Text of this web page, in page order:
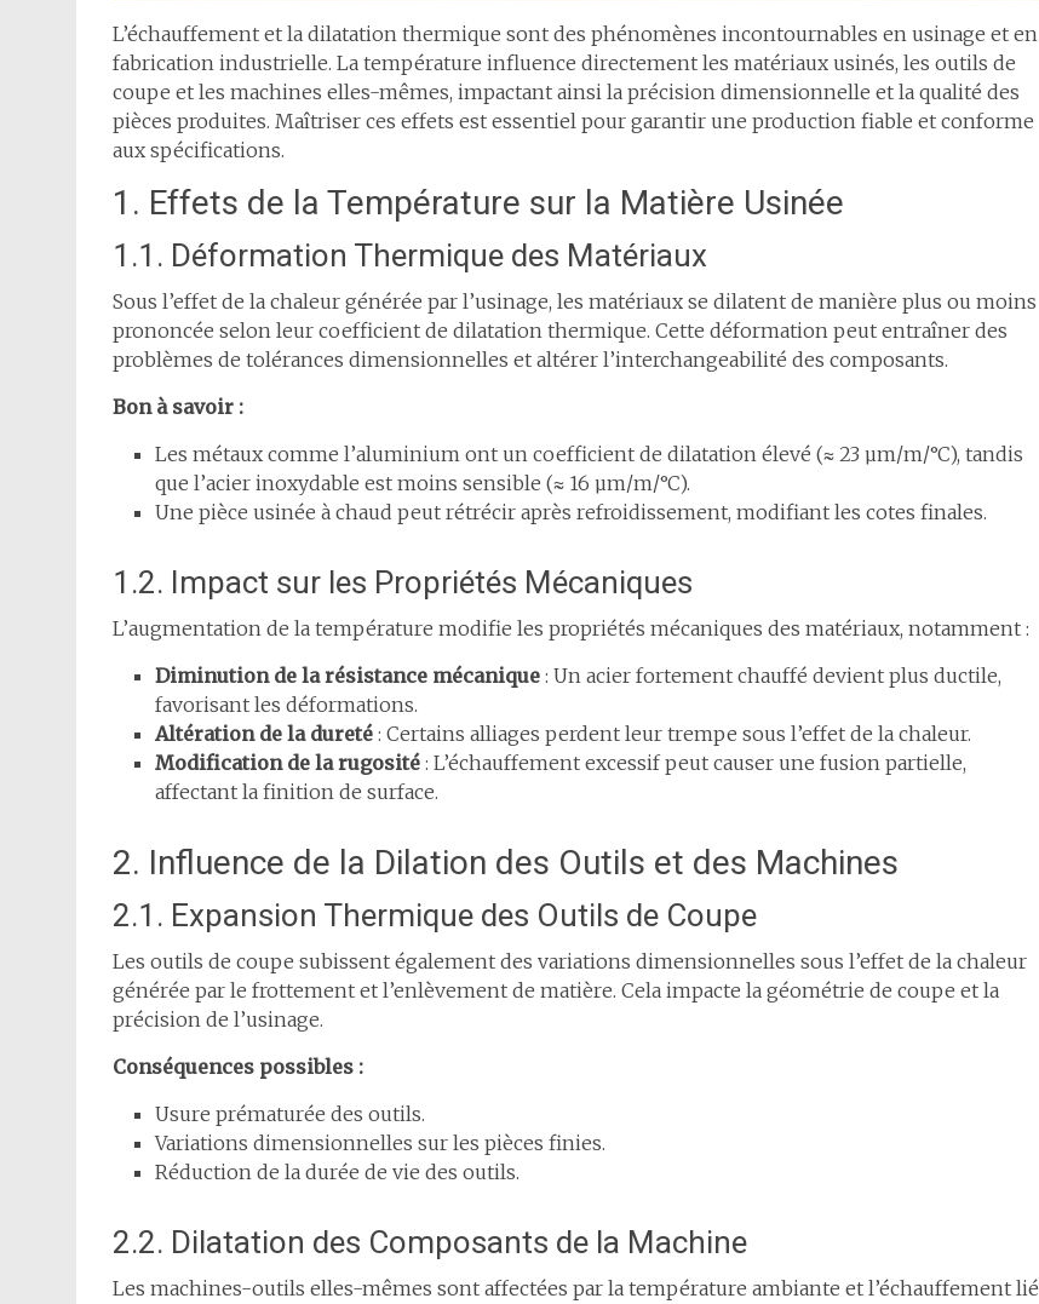
L’échauffement et la dilatation thermique sont des phénomènes incontournables en usinage et en
fabrication industrielle. La température influence directement les matériaux usinés, les outils de
coupe et les machines elles-mêmes, impactant ainsi la précision dimensionnelle et la qualité des
pièces produites. Maîtriser ces effets est essentiel pour garantir une production fiable et conforme
aux spécifications.
1. Effets de la Température sur la Matière Usinée
1.1. Déformation Thermique des Matériaux
Sous l’effet de la chaleur générée par l’usinage, les matériaux se dilatent de manière plus ou moins
prononcée selon leur coefficient de dilatation thermique. Cette déformation peut entraîner des
problèmes de tolérances dimensionnelles et altérer l’interchangeabilité des composants.
Bon à savoir :
Les métaux comme l’aluminium ont un coefficient de dilatation élevé (≈ 23 µm/m/°C), tandis
que l’acier inoxydable est moins sensible (≈ 16 µm/m/°C).
Une pièce usinée à chaud peut rétrécir après refroidissement, modifiant les cotes finales.
1.2. Impact sur les Propriétés Mécaniques
L’augmentation de la température modifie les propriétés mécaniques des matériaux, notamment :
Diminution de la résistance mécanique : Un acier fortement chauffé devient plus ductile,
favorisant les déformations.
Altération de la dureté : Certains alliages perdent leur trempe sous l’effet de la chaleur.
Modification de la rugosité : L’échauffement excessif peut causer une fusion partielle,
affectant la finition de surface.
2. Influence de la Dilation des Outils et des Machines
2.1. Expansion Thermique des Outils de Coupe
Les outils de coupe subissent également des variations dimensionnelles sous l’effet de la chaleur
générée par le frottement et l’enlèvement de matière. Cela impacte la géométrie de coupe et la
précision de l’usinage.
Conséquences possibles :
Usure prématurée des outils.
Variations dimensionnelles sur les pièces finies.
Réduction de la durée de vie des outils.
2.2. Dilatation des Composants de la Machine
Les machines-outils elles-mêmes sont affectées par la température ambiante et l’échauffement lié